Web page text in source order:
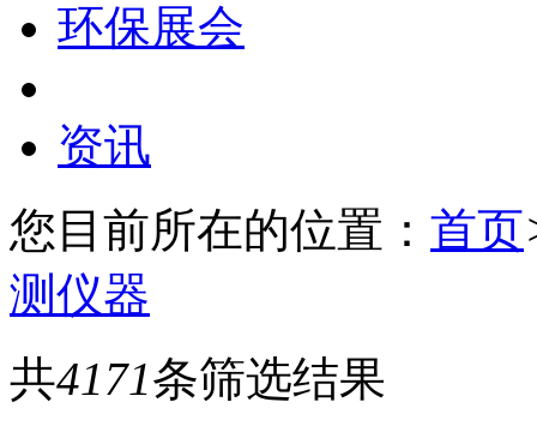
环保展会
资讯
您目前所在的位置： 首页
测仪器
共4171条筛选结果